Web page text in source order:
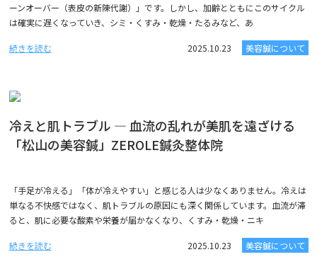
ーンオーバー（表皮の新陳代謝）」です。しかし、加齢とともにこのサイクル
は確実に遅くなっていき、シミ・くすみ・乾燥・たるみなど、あ
続きを読む 2025.10.23 美容鍼について
冷えと肌トラブル ― 血流の乱れが美肌を遠ざける
「松山の美容鍼」ZEROLE鍼灸整体院
「手足が冷える」「体が冷えやすい」と感じる人は少なくありません。冷えは
単なる不快感ではなく、肌トラブルの原因にも深く関係しています。血流が滞
ると、肌に必要な酸素や栄養が届かなくなり、くすみ・乾燥・ニキ
続きを読む 2025.10.23 美容鍼について